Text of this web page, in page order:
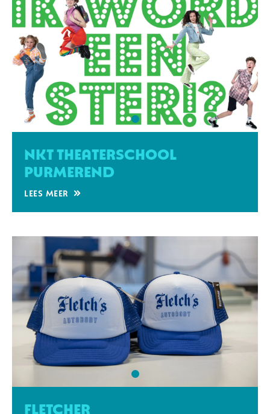
Nkt Theaterschool
Purmerend
Lees meer
Fletcher